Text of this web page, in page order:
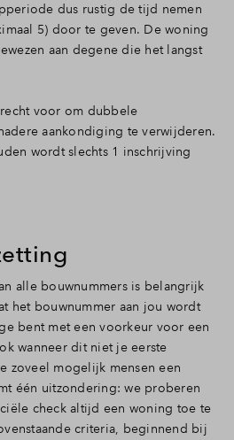
dus rustig de tijd nemen
5) door te geven. De woning
aan degene die het langst
voor om dubbele
aankondiging te verwijderen.
wordt slechts 1 inschrijving
alle bouwnummers is belangrijk
het bouwnummer aan jou wordt
bent met een voorkeur voor een
wanneer dit niet je eerste
zoveel mogelijk mensen een
één uitzondering: we proberen
check altijd een woning toe te
criteria, beginnend bij